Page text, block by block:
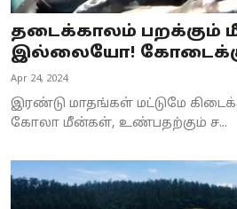
தடைக்காலம் பறக்கும்
இல்லையோ!
Apr 24, 2024
இரண்டு மாதங்கள் மட்டுமே
கோலா மீன்கள், உண்பதற்கும் ச...